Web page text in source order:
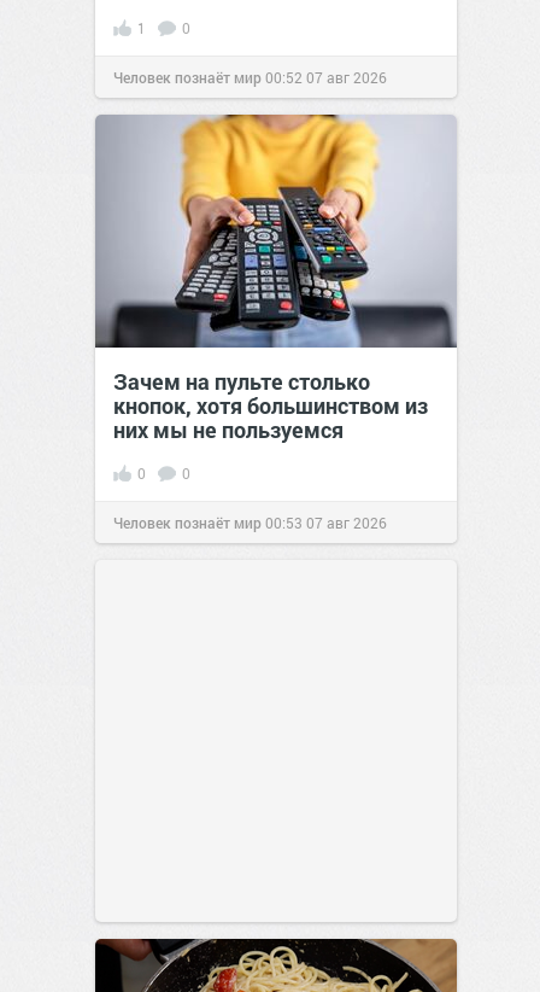
1 0
Человек познаёт мир00:52 07 авг 2026
Зачем на пульте столько
кнопок, хотя большинством из
них мы не пользуемся
0 0
Человек познаёт мир00:53 07 авг 2026